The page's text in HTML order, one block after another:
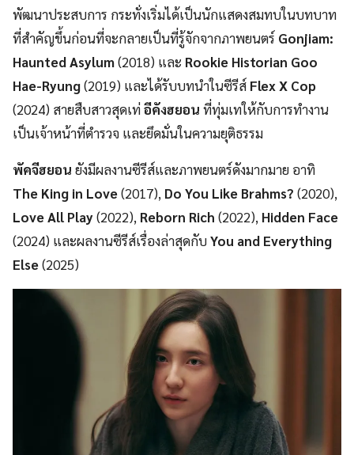
พัฒนาประสบการ กระทั่งเริ่มได้เป็นนักแสดงสมทบในบทบาท
ที่สำคัญขึ้นก่อนที่จะกลายเป็นที่รู้จักจากภาพยนตร์ Gonjiam:
Haunted Asylum(2018) และ Rookie Historian Goo
Hae-Ryung(2019) และได้รับบทนำในซีรีส์ Flex X Cop
(2024) สายสืบสาวสุดเท่อีคังฮยอน ที่ทุ่มเทให้กับการทำงาน
เป็นเจ้าหน้าที่ตำรวจ และยึดมั่นในความยุติธรรม
พัคจีฮยอน ยังมีผลงานซีรีส์และภาพยนตร์ดังมากมาย อาทิ
The King in Love(2017), Do You Like Brahms? (2020),
Love All Play(2022), Reborn Rich (2022), Hidden Face
(2024) และผลงานซีรีส์เรื่องล่าสุดกับYou and Everything
Else(2025)